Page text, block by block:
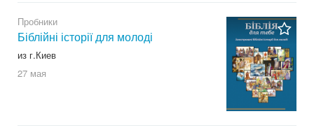
Пробники
Біблійні історії для молоді
из г.Киев
27 мая